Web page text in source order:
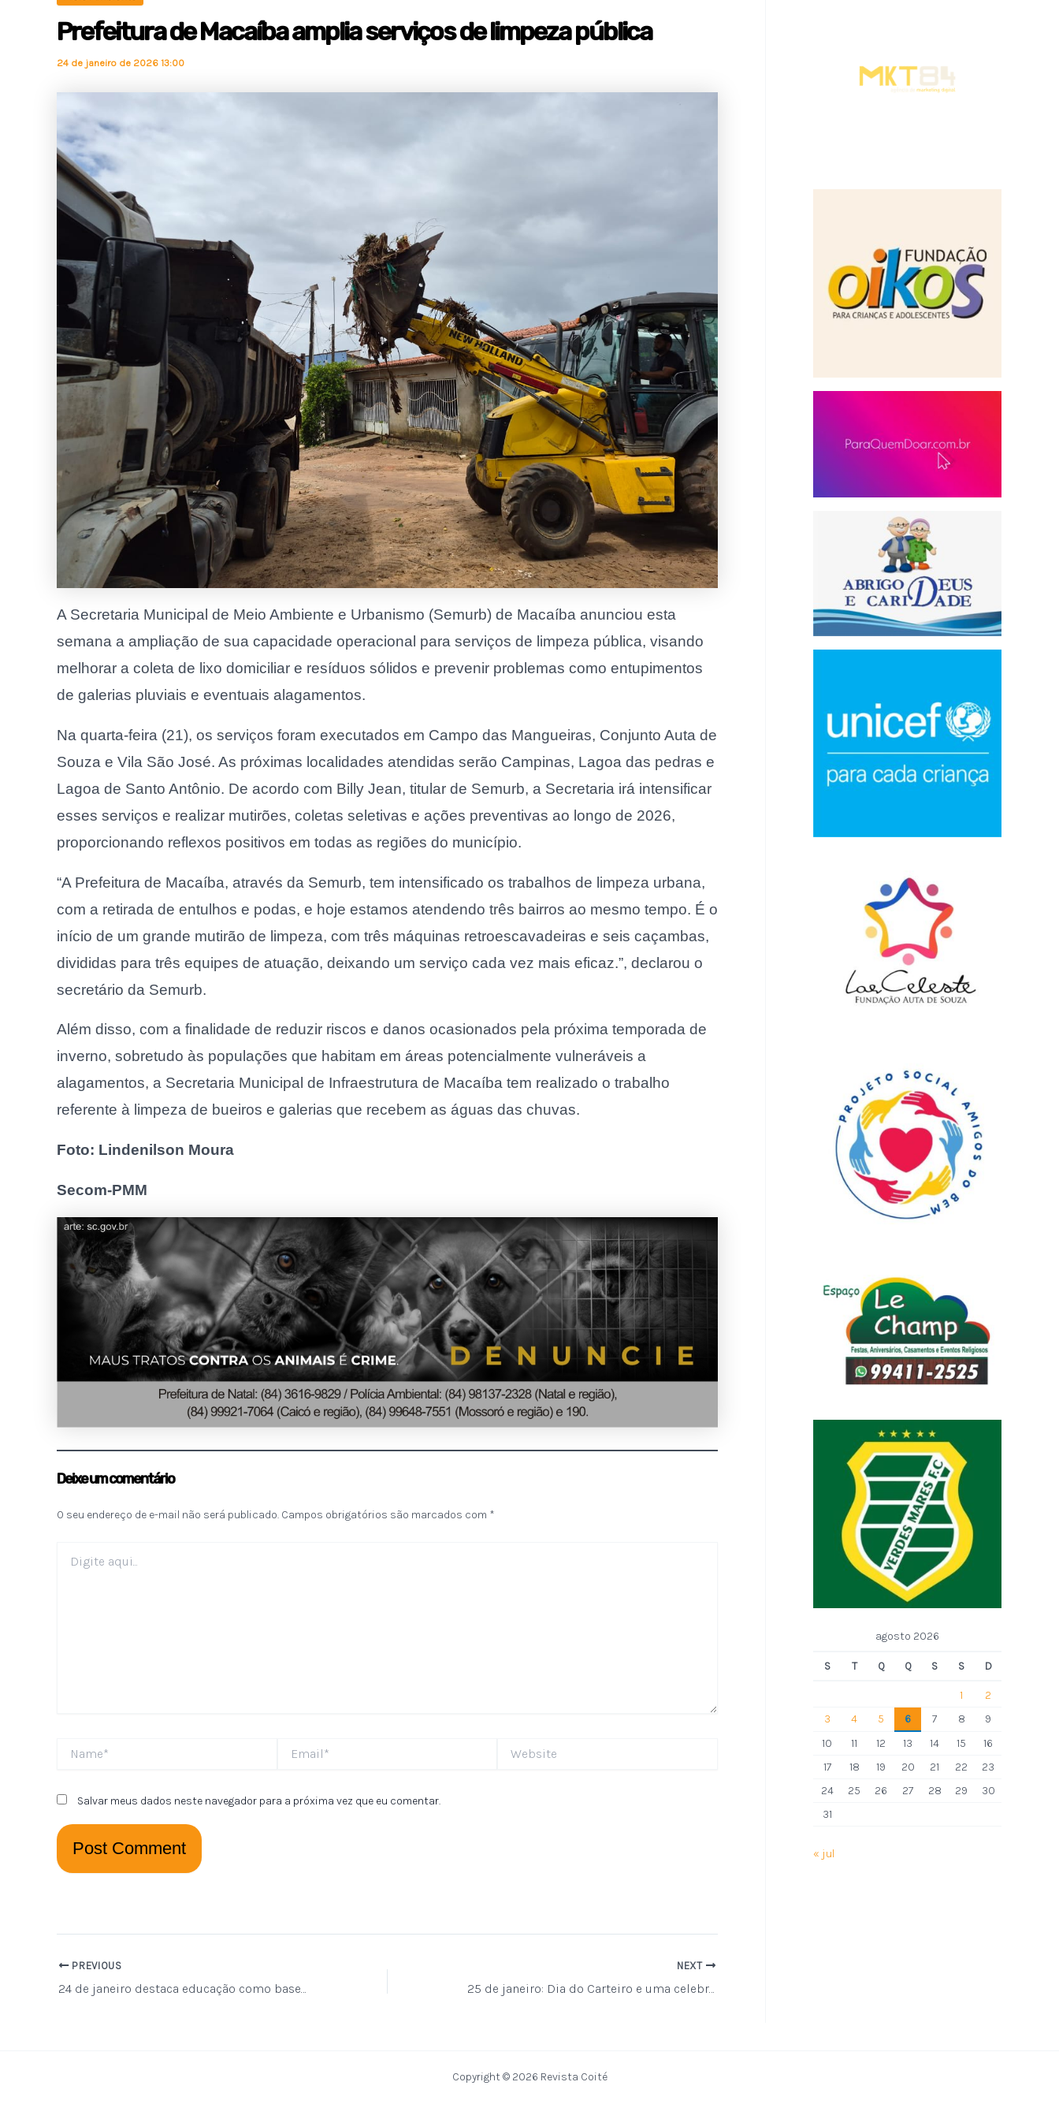
Prefeitura de Macaíba amplia serviços de limpeza pública
24 de janeiro de 2026 13:00
A Secretaria Municipal de Meio Ambiente e Urbanismo (Semurb) de Macaíba anunciou esta
semana a ampliação de sua capacidade operacional para serviços de limpeza pública, visando
melhorar a coleta de lixo domiciliar e resíduos sólidos e prevenir problemas como entupimentos
de galerias pluviais e eventuais alagamentos.
Na quarta-feira (21), os serviços foram executados em Campo das Mangueiras, Conjunto Auta de
Souza e Vila São José. As próximas localidades atendidas serão Campinas, Lagoa das pedras e
Lagoa de Santo Antônio. De acordo com Billy Jean, titular de Semurb, a Secretaria irá intensificar
esses serviços e realizar mutirões, coletas seletivas e ações preventivas ao longo de 2026,
proporcionando reflexos positivos em todas as regiões do município.
“A Prefeitura de Macaíba, através da Semurb, tem intensificado os trabalhos de limpeza urbana,
com a retirada de entulhos e podas, e hoje estamos atendendo três bairros ao mesmo tempo. É o
início de um grande mutirão de limpeza, com três máquinas retroescavadeiras e seis caçambas,
divididas para três equipes de atuação, deixando um serviço cada vez mais eficaz.”, declarou o
secretário da Semurb.
Além disso, com a finalidade de reduzir riscos e danos ocasionados pela próxima temporada de
inverno, sobretudo às populações que habitam em áreas potencialmente vulneráveis a
alagamentos, a Secretaria Municipal de Infraestrutura de Macaíba tem realizado o trabalho
referente à limpeza de bueiros e galerias que recebem as águas das chuvas.
Foto: Lindenilson Moura
Secom-PMM
Deixe um comentário
O seu endereço de e-mail não será publicado. Campos obrigatórios são marcados com *
aqui...
Salvar meus dados neste navegador para a próxima vez que eu comentar.
PREVIOUS
24 de janeiro destaca educação como base para paz e desenvolvimento mundial
NEXT
25 de janeiro: Dia do Carteiro e uma celebração à comunicação no Brasil
agosto 2026
S T Q Q S S D
1
2
3
4 5 6 7 8
9
10
11 12 13 14 15
16
17
18 19 20 21 22
23
24
25 26 27 28 29
30
31
« jul
Copyright © 2026 Revista Coité